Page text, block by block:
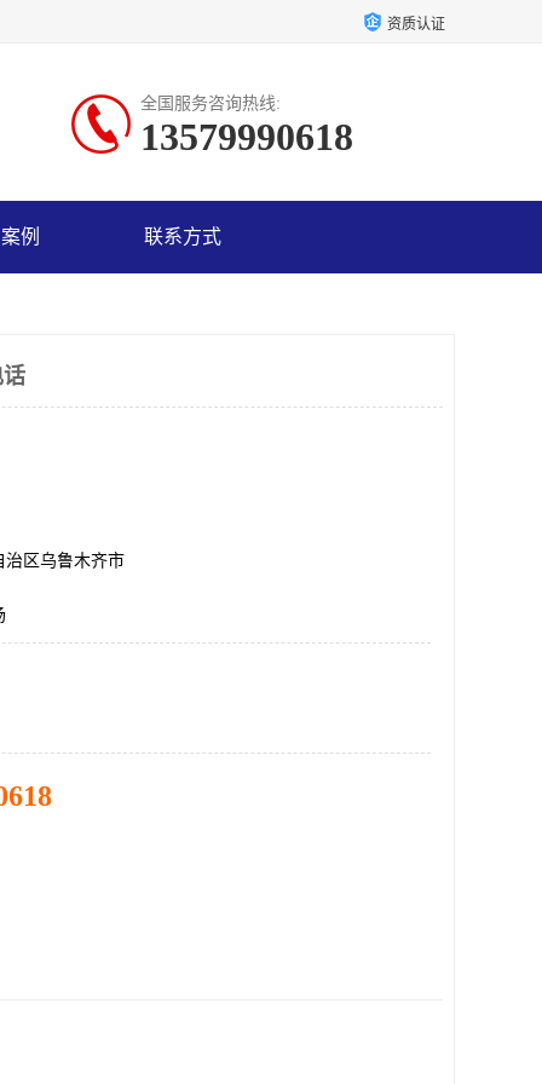
资质认证
全国服务咨询热线:
13579990618
例 联系方式
治区乌鲁木齐市